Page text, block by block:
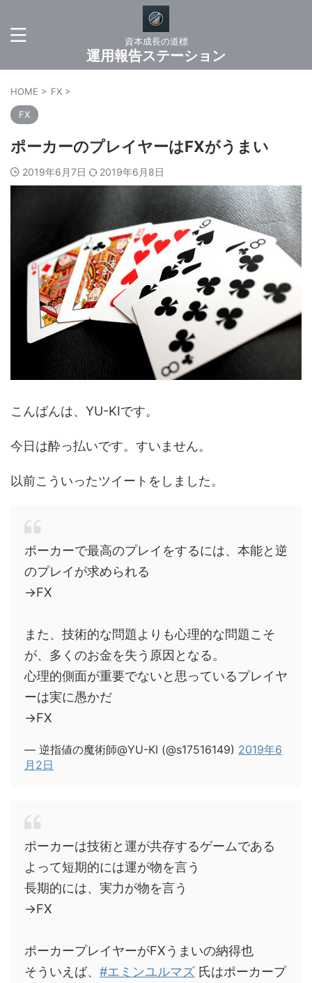
資本成長の道標
運用報告ステーション
HOME > FX >
FX
ポーカーのプレイヤーはFXがうまい
2019年6月7日 2019年6月8日
こんばんは、YU-KIです。
今日は酔っ払いです。すいません。
以前こういったツイートをしました。
ポーカーで最高のプレイをするには、本能と逆
のプレイが求められる
→FX
また、技術的な問題よりも心理的な問題こそ
が、多くのお金を失う原因となる。
心理的側面が重要でないと思っているプレイヤ
ーは実に愚かだ
→FX
— 逆指値の魔術師@YU-KI (@s17516149) 2019年6
月2日
ポーカーは技術と運が共存するゲームである
よって短期的には運が物を言う
長期的には、実力が物を言う
→FX
ポーカープレイヤーがFXうまいの納得也
そういえば、 #エミンユルマズ 氏はポーカープ